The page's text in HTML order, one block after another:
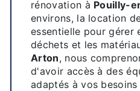
rénovation à Pouilly-
environs, la location
essentielle pour gérer
déchets et les
Arton, nous
d'avoir accès à des
adaptés à vos